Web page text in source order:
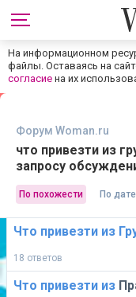
На информационном
файлы. Оставаясь на
согласие на их
Форум Woman.ru
что привезти из
запросу
По похожести По дате
Что привезти из
18 ответов
Что привезти из